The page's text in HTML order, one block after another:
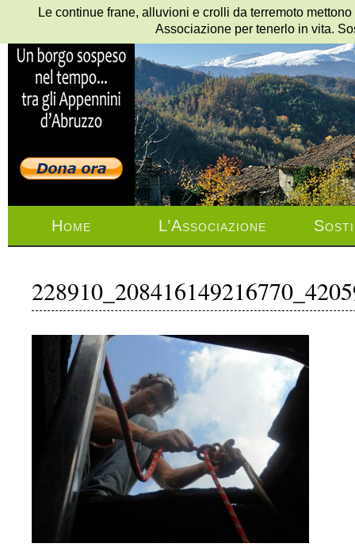
Home L’Associazione
Le continue frane, alluvioni e crolli da terremoto
Associazione per tenerlo in vita.